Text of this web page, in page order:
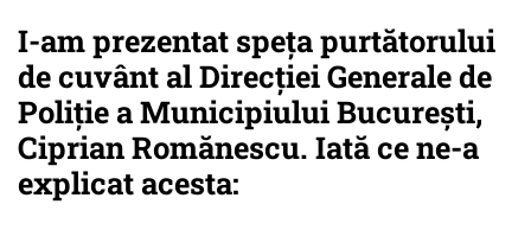
I-am prezentat speţa purtătorului
de cuvânt al Direcţiei Generale de
Poliţie a Municipiului Bucureşti,
Ciprian Romănescu. Iată ce ne-a
explicat acesta: